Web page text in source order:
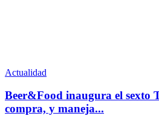
Actualidad
Beer&Food inaugura el sexto
compra, y maneja...